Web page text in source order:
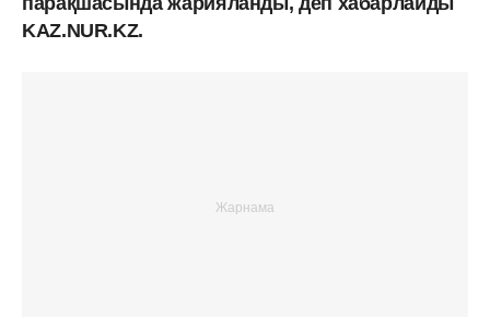
KAZ.NUR.KZ.